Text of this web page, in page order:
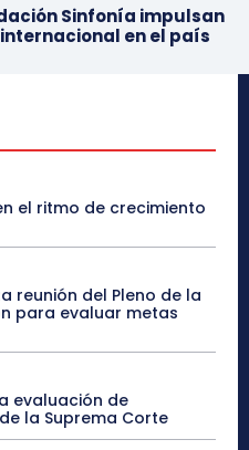
Sinfonía impulsan
en el país
el ritmo de crecimiento
reunión del Pleno de la
para evaluar metas
evaluación de
la Suprema Corte